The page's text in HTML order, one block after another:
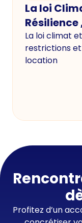
La loi
Résilience
La loi climat
restrictions
location
Profitez d’un